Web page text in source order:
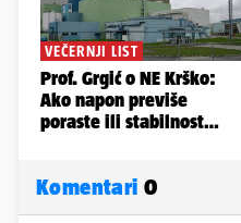
Komentari 0